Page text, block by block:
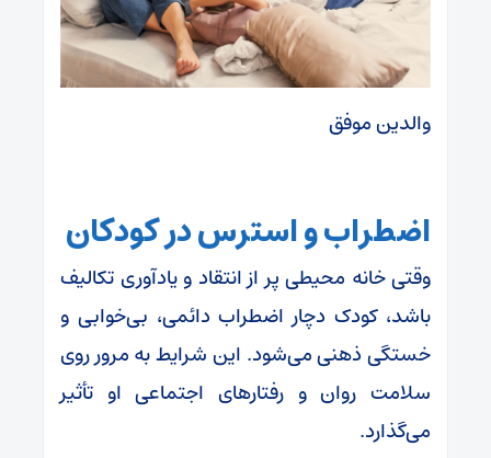
والدین موفق
اضطراب و استرس در کودکان
وقتی خانه محیطی پر از انتقاد و یادآوری تکالیف
باشد، کودک دچار اضطراب دائمی، بی‌خوابی و
خستگی ذهنی می‌شود. این شرایط به مرور روی
سلامت روان و رفتارهای اجتماعی او تأثیر
می‌گذارد.